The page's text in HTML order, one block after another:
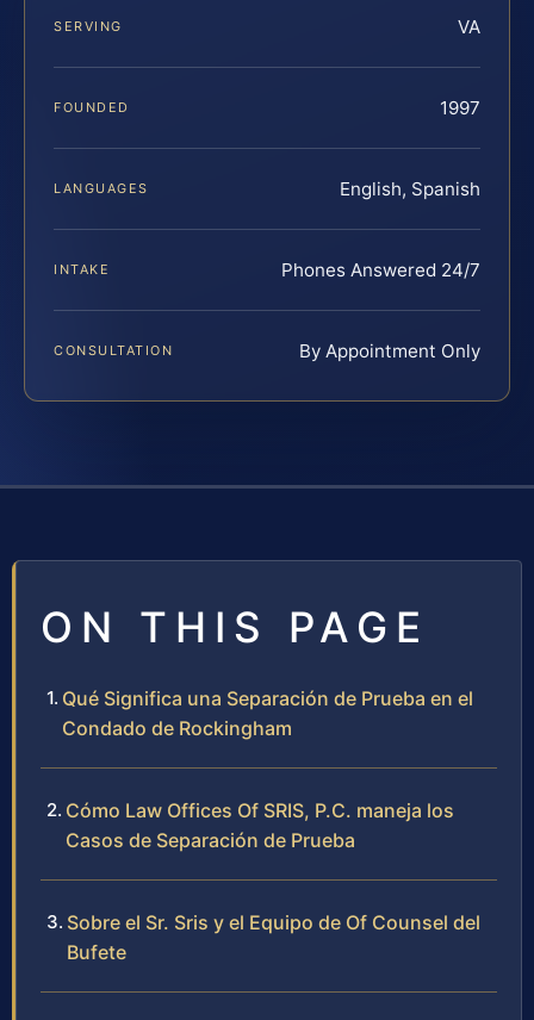
SERVING VA
FOUNDED 1997
LANGUAGES English, Spanish
INTAKE Phones Answered 24/7
CONSULTATION By Appointment Only
ON THIS PAGE
Qué Significa una Separación de Prueba en el
Condado de Rockingham
Cómo Law Offices Of SRIS, P.C. maneja los
Casos de Separación de Prueba
Sobre el Sr. Sris y el Equipo de Of Counsel del
Bufete